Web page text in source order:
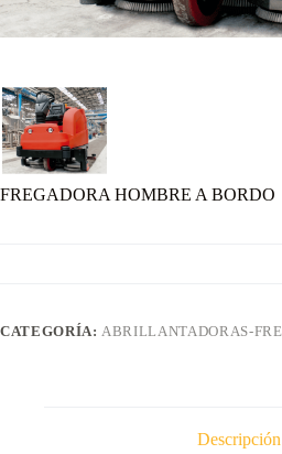
FREGADORA HOMBRE A BORDO
CATEGORÍA: ABRILLANTADORAS-
Descripción